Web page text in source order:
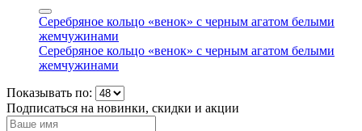
Серебряное кольцо «венок» с черным агатом белыми
жемчужинами
Серебряное кольцо «венок» с черным агатом белыми
жемчужинами
Показывать по:
Подписаться на новинки, скидки и акции